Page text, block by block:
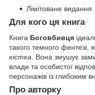
Лімітоване видання
Для кого ця книга
Книга Боговбивця
такого темного фентезі,
кістка . Вона змушує
влади та особистої
персонажів із глибоким
Про авторку